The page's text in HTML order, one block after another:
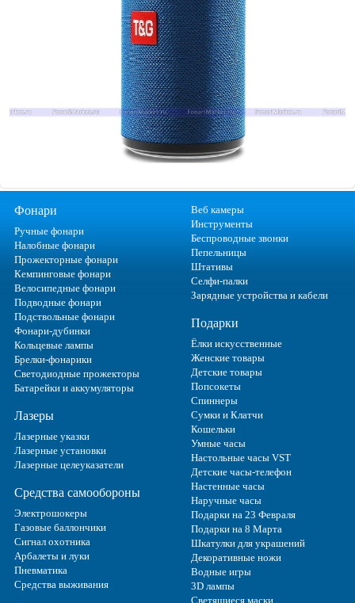
Фонари
Ручные фонари
Налобные фонари
Прожекторные фонари
Кемпинговые фонари
Велосипедные фонари
Подводные фонари
Подствольные фонари
Фонари-дубинки
Кольцевые лампы
Брелки-фонарики
Светодиодные прожекторы
Батарейки и аккумуляторы
Лазеры
Лазерные указки
Лазерные установки
Лазерные целеуказатели
Средства самообороны
Электрошокеры
Газовые баллончики
Сигнал охотника
Арбалеты и луки
Пневматика
Средства выживания
Веб камеры
Инструменты
Беспроводные звонки
Пепельницы
Штативы
Селфи-палки
Зарядные устройства и кабели
Подарки
Ёлки искусственные
Женские товары
Детские товары
Попсокеты
Спиннеры
Сумки и Клатчи
Кошельки
Умные часы
Настольные часы VST
Детские часы-телефон
Настенные часы
Наручные часы
Подарки на 23 Февраля
Подарки на 8 Марта
Шкатулки для украшений
Декоративные ножи
Водные игры
3D лампы
Светящиеся маски